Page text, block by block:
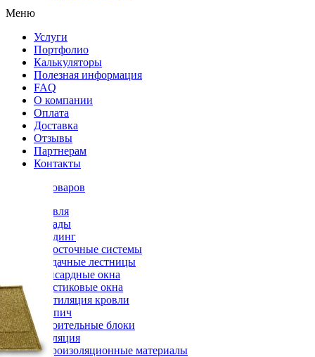
Меню
Услуги
Портфолио
Калькуляторы
Полезная информация
FAQ
О компании
Оплата
Доставка
Отзывы
Партнерам
Контакты
Каталог товаров
Кровля
Фасады
Сайдинг
Водосточные системы
Чердачные лестницы
Мансардные окна
Пластиковые окна
Вентиляция кровли
Кирпич
Строительные блоки
Изоляция
Гидроизоляционные материалы